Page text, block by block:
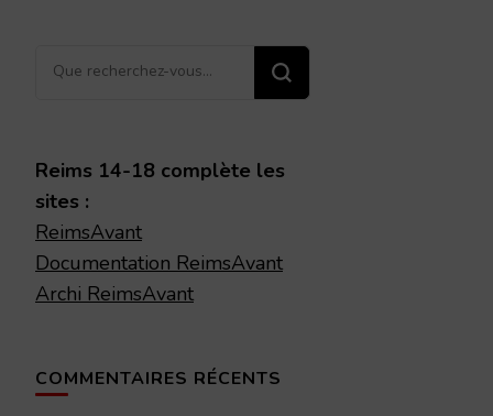
Vous
Reims 14-18 complète les
sites :
ReimsAvant
Documentation ReimsAvant
Archi ReimsAvant
COMMENTAIRES RÉCENTS